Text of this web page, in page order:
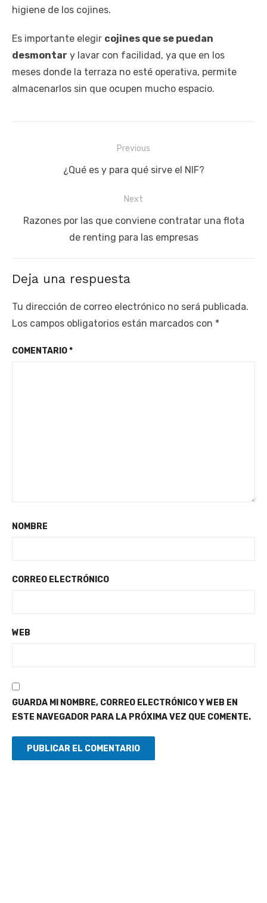
higiene de los cojines.
Es importante elegir cojines que se puedan
desmontar y lavar con facilidad, ya que en los
meses donde la terraza no esté operativa, permite
almacenarlos sin que ocupen mucho espacio.
Previous
Previous
¿Qué es y para qué sirve el NIF?
Next
Next
Razones por las que conviene contratar una flota
de renting para las empresas
Deja una respuesta
Tu dirección de correo electrónico no será publicada.
Los campos obligatorios están marcados con *
COMENTARIO*
NOMBRE
CORREO ELECTRÓNICO
WEB
GUARDA MI NOMBRE, CORREO ELECTRÓNICO Y WEB EN
ESTE NAVEGADOR PARA LA PRÓXIMA VEZ QUE COMENTE.